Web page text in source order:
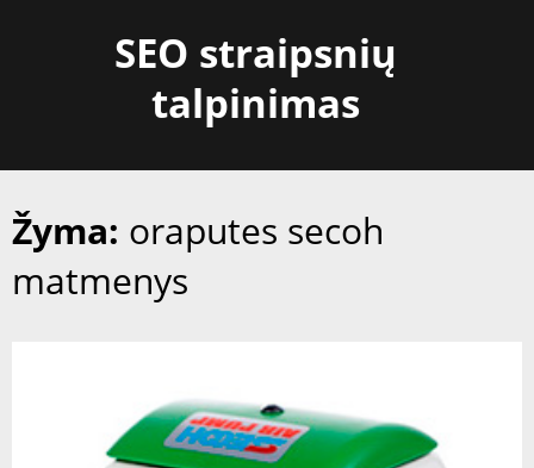
SEO straipsnių
talpinimas
Žyma: oraputes secoh
matmenys